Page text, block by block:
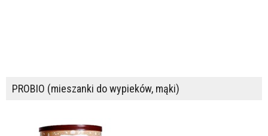
PROBIO (mieszanki do wypieków, mąki)